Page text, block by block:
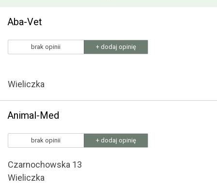
Aba-Vet
brak opinii + dodaj opinię
Wieliczka
Animal-Med
brak opinii + dodaj opinię
Czarnochowska 13
Wieliczka